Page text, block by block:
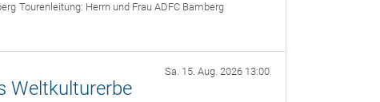
Tourenleitung: Herrn und Frau ADFC Bamberg
Sa. 15. Aug. 2026 13:00
Weltkulturerbe